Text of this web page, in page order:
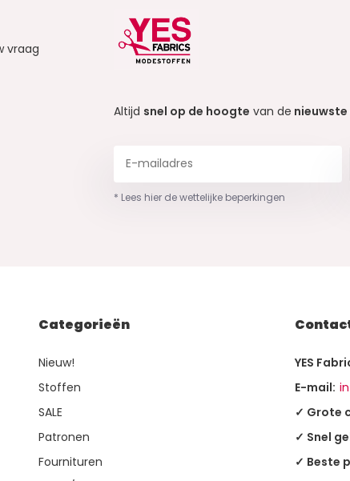
vraag
Altijd snel op de hoogte van de
* Lees hier de wettelijke beperkingen
Categorieën
Nieuw!
Stoffen
SALE
Patronen
Fournituren
YES
E-mail:
✓ Grote
✓ Snel
✓ Beste